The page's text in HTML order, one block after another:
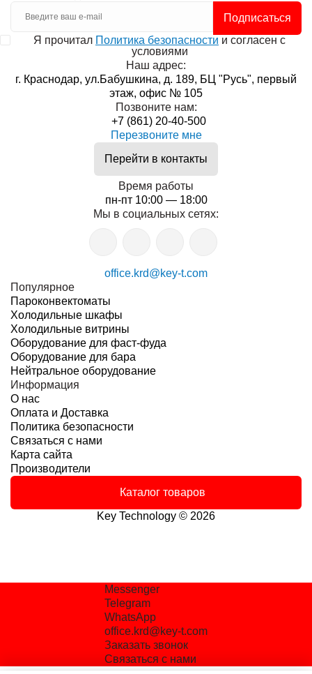
Подписаться
Я прочитал Политика безопасности и согласен с
условиями
Наш адрес:
г. Краснодар, ул.Бабушкина, д. 189, БЦ "Русь", первый
этаж, офис № 105
Позвоните нам:
+7 (861) 20-40-500
Перезвоните мне
Перейти в контакты
Время работы
пн-пт 10:00 — 18:00
Мы в социальных сетях:
office.krd@key-t.com
Популярное
Пароконвектоматы
Холодильные шкафы
Холодильные витрины
Оборудование для фаст-фуда
Оборудование для бара
Нейтральное оборудование
Информация
О нас
Оплата и Доставка
Политика безопасности
Связаться с нами
Карта сайта
Производители
Каталог товаров
Key Technology © 2026
Messenger
Telegram
WhatsApp
office.krd@key-t.com
Заказать звонок
Связаться с нами